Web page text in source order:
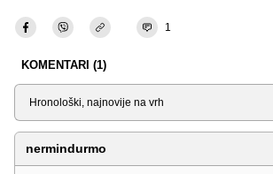
1
KOMENTARI (1)
Sortiraj
nermindurmo